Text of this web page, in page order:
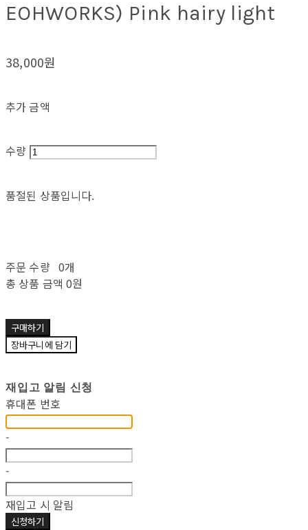
EOHWORKS) Pink hairy light
38,000원
추가 금액
수량
품절된 상품입니다.
주문 수량 0개
총 상품 금액 0원
구매하기
장바구니에 담기
재입고 알림 신청
휴대폰 번호
-
-
재입고 시 알림
신청하기